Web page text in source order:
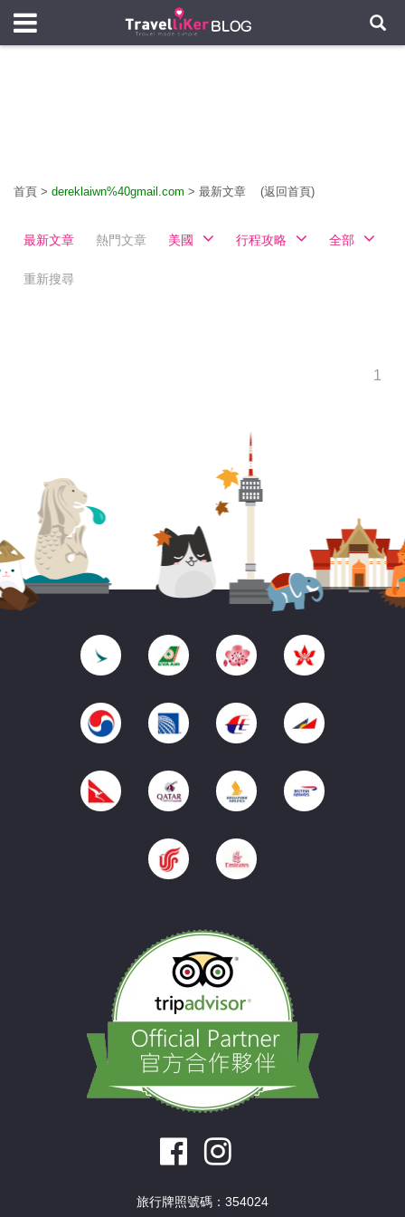
首頁 > dereklaiwn%40gmail.com > 最新文章 (返回首頁)
最新文章 熱門文章 美國 行程攻略 全部
重新搜尋
1
旅行牌照號碼：354024